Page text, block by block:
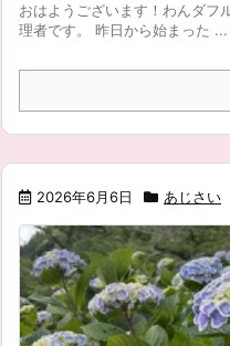
おはようございます！わんダフ
理者です。 昨日から始まった ...
2026年6月6日 あじさい